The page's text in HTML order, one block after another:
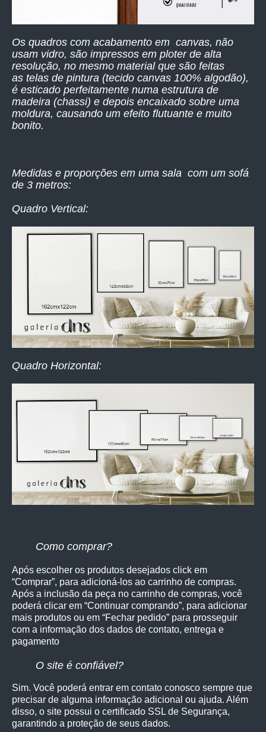
Os quadros com acabamento em canvas, não
usam vidro, são impressos em ploter de alta
resolução, no mesmo material que são feitas
as telas de pintura (tecido canvas 100% algodão),
é esticado perfeitamente numa estrutura de
madeira (chassi) e depois encaixado sobre uma
moldura, causando um efeito flutuante e muito
bonito.
Medidas e proporções em uma sala com um sofá
de 3 metros:
Quadro Vertical:
Quadro Horizontal:
Como comprar?
Após escolher os produtos desejados click em
“Comprar”, para adicioná-los ao carrinho de compras.
Após a inclusão da peça no carrinho de compras, você
poderá clicar em “Continuar comprando”, para adicionar
mais produtos ou em “Fechar pedido” para prosseguir
com a informação dos dados de contato, entrega e
pagamento
O site é confiável?
Sim. Você poderá entrar em contato conosco sempre que
precisar de alguma informação adicional ou ajuda. Além
disso, o site possui o certificado SSL de Segurança,
garantindo a proteção de seus dados.